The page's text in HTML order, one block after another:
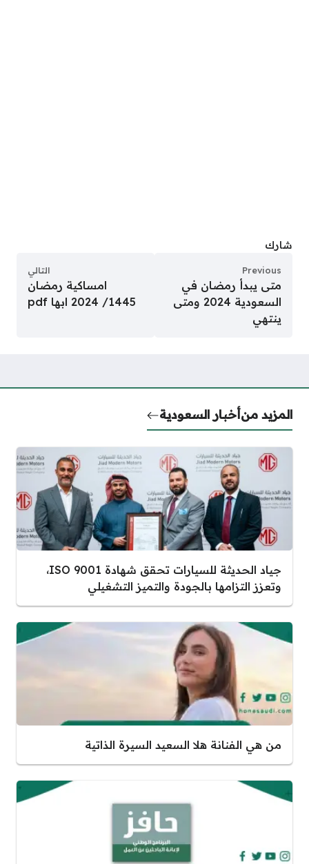
شارك
Previous
متى يبدأ رمضان في
السعودية 2024 ومتى
ينتهي
التالي
امساكية رمضان
1445/ 2024 ابها pdf
المزيد منأخبار السعودية
جياد الحديثة للسيارات تحقق شهادة ISO 9001،
وتعزز التزامها بالجودة والتميز التشغيلي
من هي الفنانة هلا السعيد السيرة الذاتية